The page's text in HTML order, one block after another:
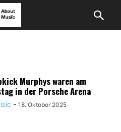
Murphys waren am
in der Porsche Arena
- 18. Oktober 2025